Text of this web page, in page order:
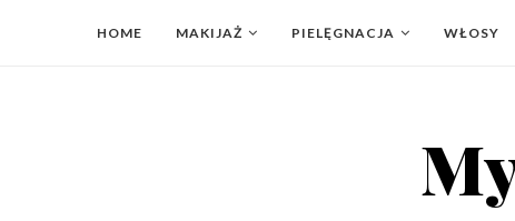
HOME MAKIJAŻ PIELĘGNACJA WŁOSY